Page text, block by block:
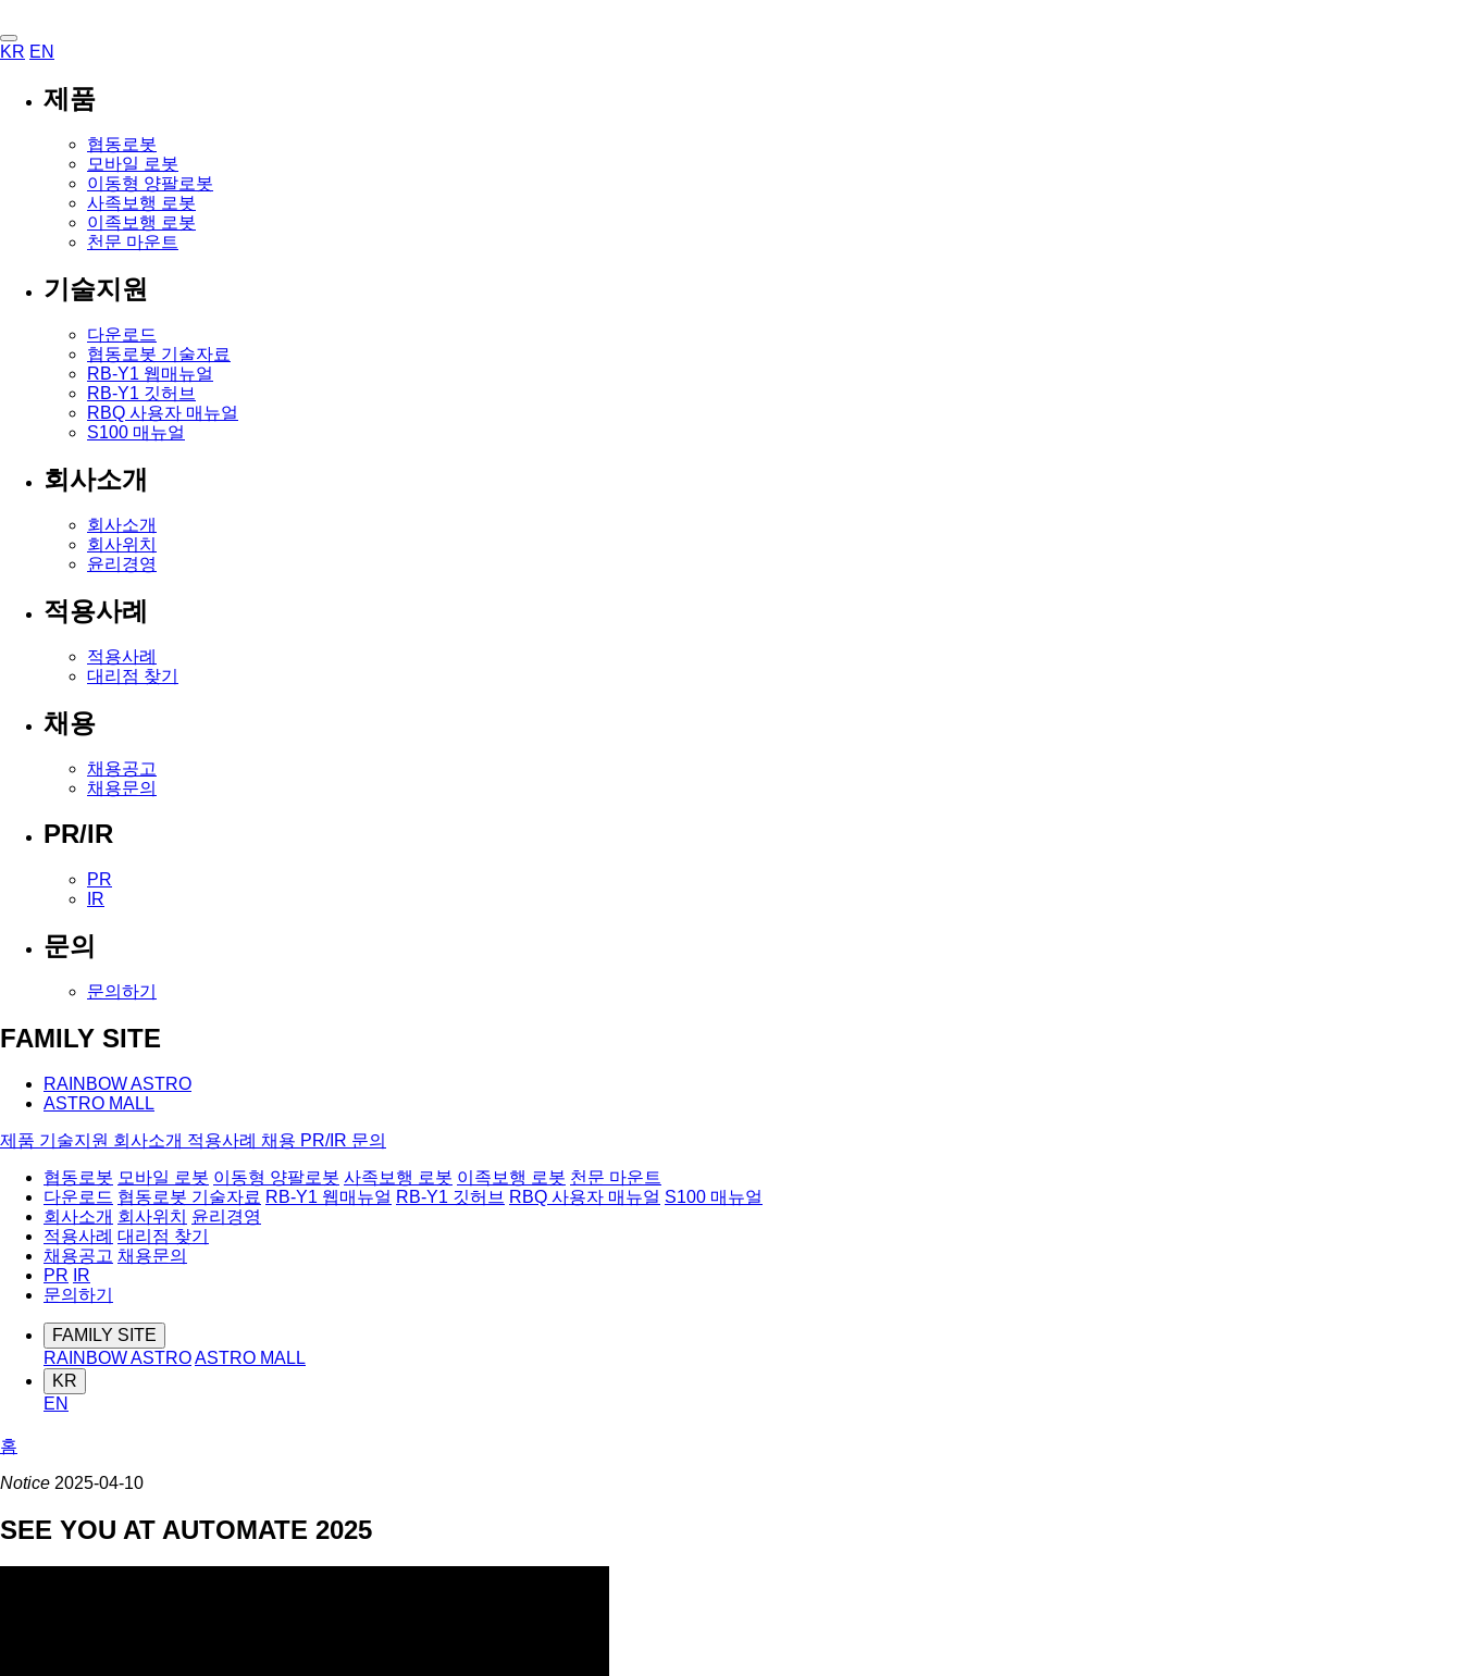
KR EN
제품
협동로봇
모바일 로봇
이동형 양팔로봇
사족보행 로봇
이족보행 로봇
천문 마운트
기술지원
다운로드
협동로봇 기술자료
RB-Y1 웹매뉴얼
RB-Y1 깃허브
RBQ 사용자 매뉴얼
S100 매뉴얼
회사소개
회사소개
회사위치
윤리경영
적용사례
적용사례
대리점 찾기
채용
채용공고
채용문의
PR/IR
PR
IR
문의
문의하기
FAMILY SITE
RAINBOW ASTRO
ASTRO MALL
제품 기술지원 회사소개 적용사례 채용 PR/IR 문의
협동로봇 모바일 로봇 이동형 양팔로봇 사족보행 로봇 이족보행 로봇 천문 마운트
다운로드 협동로봇 기술자료 RB-Y1 웹매뉴얼 RB-Y1 깃허브 RBQ 사용자 매뉴얼 S100 매뉴얼
회사소개 회사위치
윤리경영
적용사례 대리점 찾기
채용공고 채용문의
PR
IR
문의하기
FAMILY SITE
RAINBOW ASTROASTRO MALL
KR
EN
홈
Notice 2025-04-10
SEE YOU AT AUTOMATE 2025